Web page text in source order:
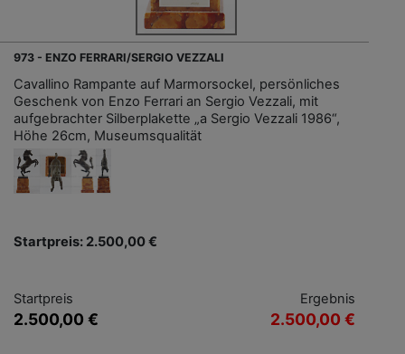
973 - ENZO FERRARI/SERGIO VEZZALI
Cavallino Rampante auf Marmorsockel, persönliches
Geschenk von Enzo Ferrari an Sergio Vezzali, mit
aufgebrachter Silberplakette „a Sergio Vezzali 1986“,
Höhe 26cm, Museumsqualität
Startpreis: 2.500,00 €
Startpreis
2.500,00 €
Ergebnis
2.500,00 €